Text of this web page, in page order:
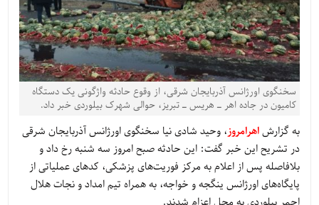
سخنگوی اورژانس آذربایجان شرقی، از وقوع حادثه واژگونی یک دستگاه
کامیون در جاده اهر ـ هریس ـ تبریز، حوالی شهرک بیلوردی خبر داد.
به گزارشاهرامروز، وحید شادی نیا سخنگوی اورژانس آذربایجان شرقی
در تشریح این خبر گفت: این حادثه صبح امروز سه شنبه رخ داد و
بلافاصله پس از اعلام به مرکز فوریت‌های پزشکی، کدهای عملیاتی از
پایگاه‌های اورژانس ینگجه و خواجه، به همراه تیم امداد و نجات هلال